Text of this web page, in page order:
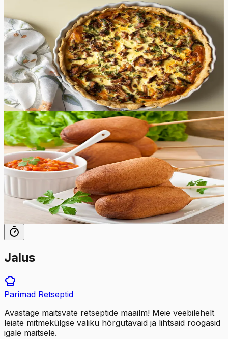
Hinnang:(7)
Kukeseene quiche
Kukeseene quiche on elegantne ja sügisene munaroog,
mis viib keele alla koos maitsvate kukeseente ja sulanud
juustuga.
min
8 tk
Lihtne
4.8Hinnang:(9)
Corn dogs
Proovige maitsvaid koduseid ameerikapäraseid Corn
Dog'e, mis valmivad vaid poole tunniga! Hotdogi vorsti
ümbritsev tainas on seest pehme ning väljast krõbe.
30min
Jalus
Parimad Retseptid
Avastage maitsvate retseptide maailm! Meie veebilehelt
leiate mitmekülgse valiku hõrgutavaid ja lihtsaid roogasid
igale maitsele.